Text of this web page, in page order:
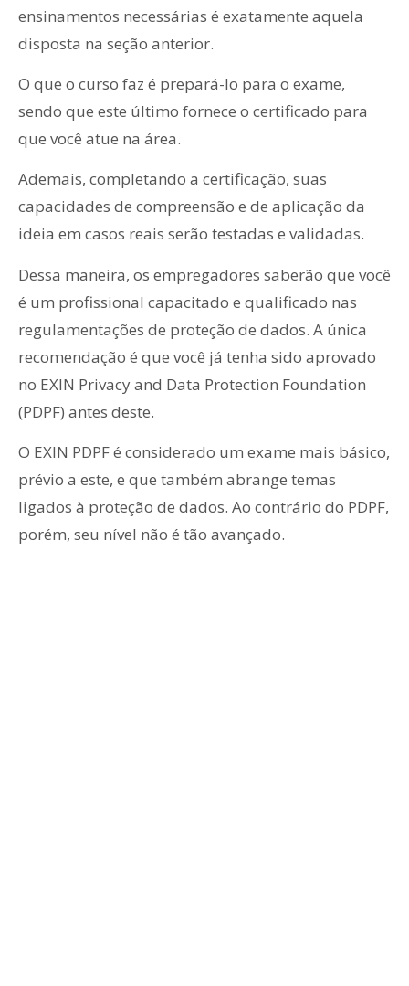
ensinamentos necessárias é exatamente aquela
disposta na seção anterior.
O que o curso faz é prepará-lo para o exame,
sendo que este último fornece o certificado para
que você atue na área.
Ademais, completando a certificação, suas
capacidades de compreensão e de aplicação da
ideia em casos reais serão testadas e validadas.
Dessa maneira, os empregadores saberão que você
é um profissional capacitado e qualificado nas
regulamentações de proteção de dados. A única
recomendação é que você já tenha sido aprovado
no EXIN Privacy and Data Protection Foundation
(PDPF) antes deste.
O EXIN PDPF é considerado um exame mais básico,
prévio a este, e que também abrange temas
ligados à proteção de dados. Ao contrário do PDPF,
porém, seu nível não é tão avançado.